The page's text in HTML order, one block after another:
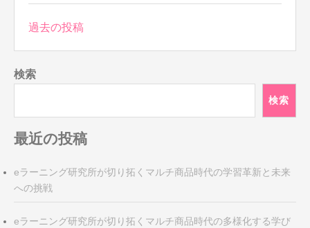
投
ビ
シ
ョ
過去の投稿
検索
検索
最近の投稿
eラーニング研究所が切り拓くマルチ商品時代の学習革新と未来
への挑戦
eラーニング研究所が切り拓くマルチ商品時代の多様化する学び